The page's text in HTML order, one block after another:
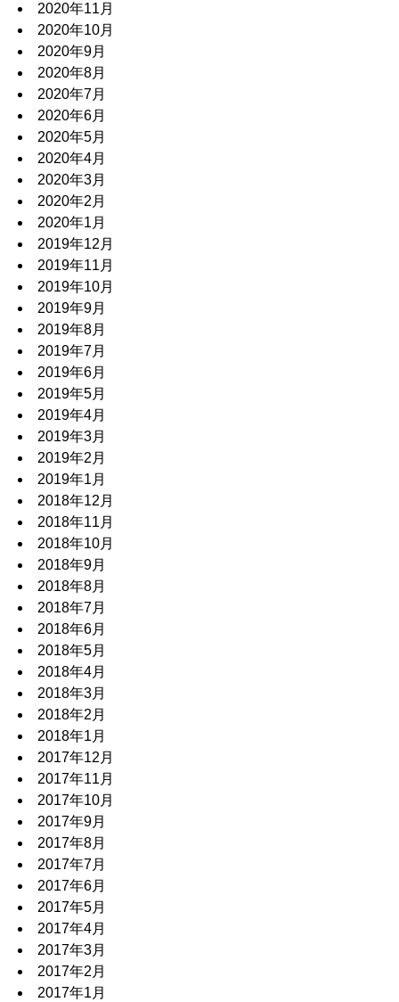
2020年11月
2020年10月
2020年9月
2020年8月
2020年7月
2020年6月
2020年5月
2020年4月
2020年3月
2020年2月
2020年1月
2019年12月
2019年11月
2019年10月
2019年9月
2019年8月
2019年7月
2019年6月
2019年5月
2019年4月
2019年3月
2019年2月
2019年1月
2018年12月
2018年11月
2018年10月
2018年9月
2018年8月
2018年7月
2018年6月
2018年5月
2018年4月
2018年3月
2018年2月
2018年1月
2017年12月
2017年11月
2017年10月
2017年9月
2017年8月
2017年7月
2017年6月
2017年5月
2017年4月
2017年3月
2017年2月
2017年1月